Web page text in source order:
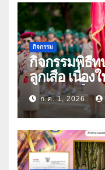
กิจกรรม
กิจกรรมพิธี
ลูกเสือ เนื่อง
คณะลูกเสือแ
ก.ค. 1, 2026